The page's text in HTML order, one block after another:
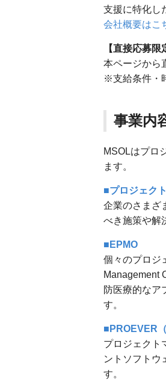
支援に特化し
会社概要はこ
【直接応募
本ページから
※支給条件・
事業内
MSOLはプロ
ます。
■プロジェク
企業のさまざ
べき施策や解
■EPMO
個々のプロジ
Management
防医療的なア
す。
■PROEVER
プロジェクト
ントソフトウ
す。